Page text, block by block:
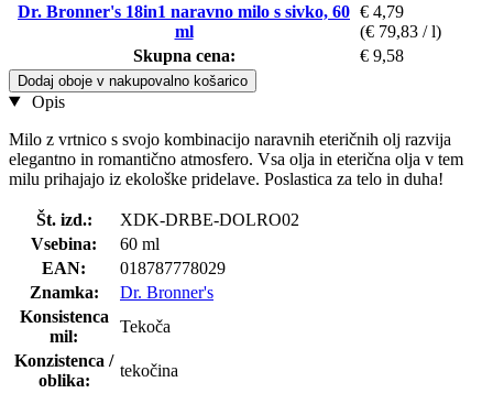
Dr. Bronner's 18in1 naravno milo s sivko, 60
ml
€ 4,79
(€ 79,83 / l)
Skupna cena:
€ 9,58
Dodaj oboje v nakupovalno košarico
Opis
Milo z vrtnico s svojo kombinacijo naravnih eteričnih olj razvija
elegantno in romantično atmosfero. Vsa olja in eterična olja v tem
milu prihajajo iz ekološke pridelave. Poslastica za telo in duha!
Št. izd.:
XDK-DRBE-DOLRO02
Vsebina:
60 ml
EAN:
018787778029
Znamka:
Dr. Bronner's
Konsistenca
mil:
Tekoča
Konzistenca /
oblika:
tekočina